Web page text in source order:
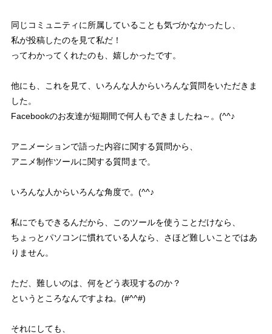
同じコミュニティに所属していることも気づかなかったし、
私が投稿したのを見て私だ！
ってわかってくれたのも、嬉しかったです。
他にも、これを見て、いろんな人からいろんな質問をいただきま
した。
Facebookのお友達が短期間で何人もできましたね～。(^^♪
アニメーションで語った内容に関する質問から、
アニメ制作ツールに関する質問まで。
いろんな人からいろんな角度で。(^^♪
私にでもできるんだから、このツールを使うことだけなら、
ちょっとパソコンに慣れている人なら、さほど難しいことではあ
りません。
ただ、難しいのは、何をどう表現するのか？
というところなんですよね。(#^^#)
それにしても、